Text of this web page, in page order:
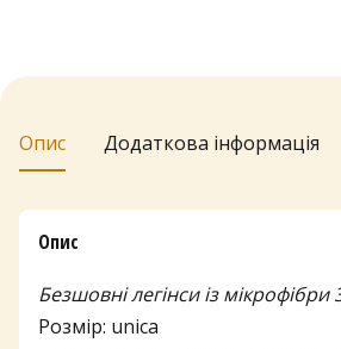
Опис Додаткова інформація
Опис
Безшовні легінси із
Розмір: unica